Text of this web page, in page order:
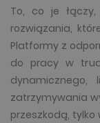
To, co je
rozwiązania,
Platformy z
do pracy w
zatrzymywania
przeszkodą,